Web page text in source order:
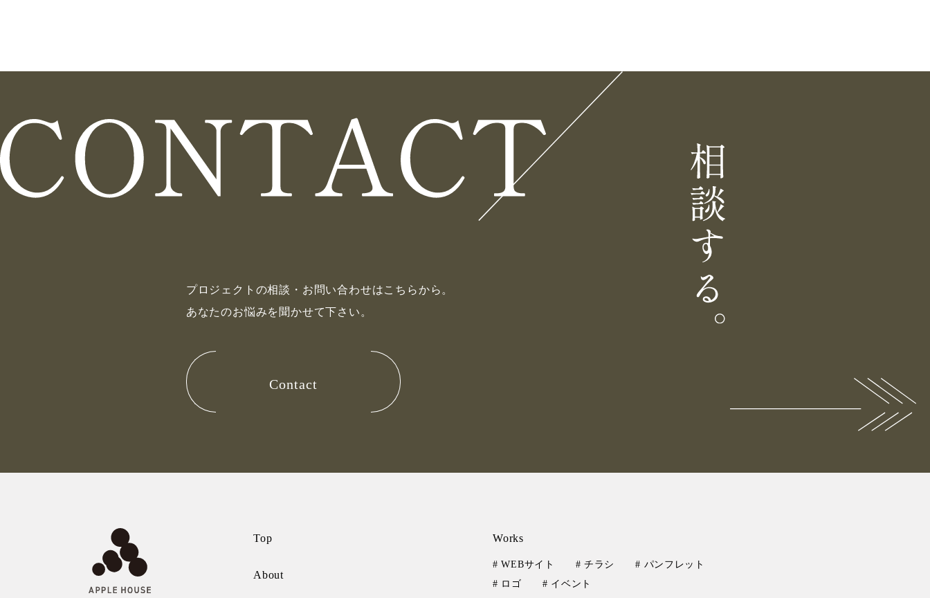
プロジェクトの相談・お問い合わせはこちらから。
あなたのお悩みを聞かせて下さい。
Contact
Top
About
Works
# WEBサイト # チラシ
# パンフレット
# ロゴ
# イベント